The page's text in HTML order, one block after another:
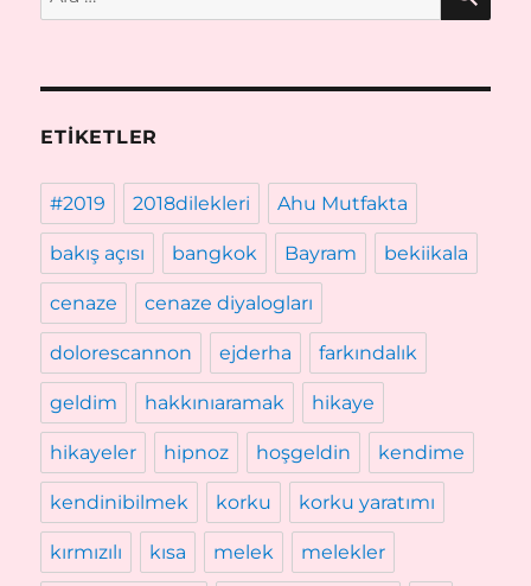
ETIKETLER
#2019 2018dilekleri Ahu Mutfakta
bakış açısı bangkok Bayram bekiikala
cenaze cenaze diyalogları
dolorescannon ejderha farkındalık
geldim hakkınıaramak hikaye
hikayeler hipnoz hoşgeldin kendime
kendinibilmek korku korku yaratımı
kırmızılı kısa melek melekler